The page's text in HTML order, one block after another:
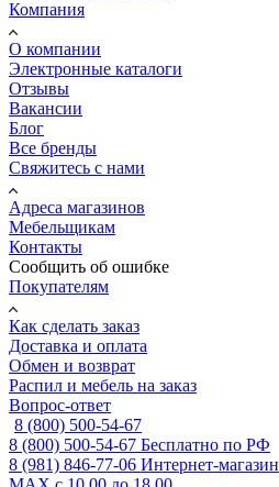
Компания
О компании
Электронные каталоги
Отзывы
Вакансии
Блог
Все бренды
Свяжитесь с нами
Адреса магазинов
Мебельщикам
Контакты
Сообщить об ошибке
Покупателям
Как сделать заказ
Доставка и оплата
Обмен и возврат
Распил и мебель на заказ
Вопрос-ответ
8 (800) 500-54-67
8 (800) 500-54-67 Бесплатно по РФ
8 (981) 846-77-06 Интернет-магазин